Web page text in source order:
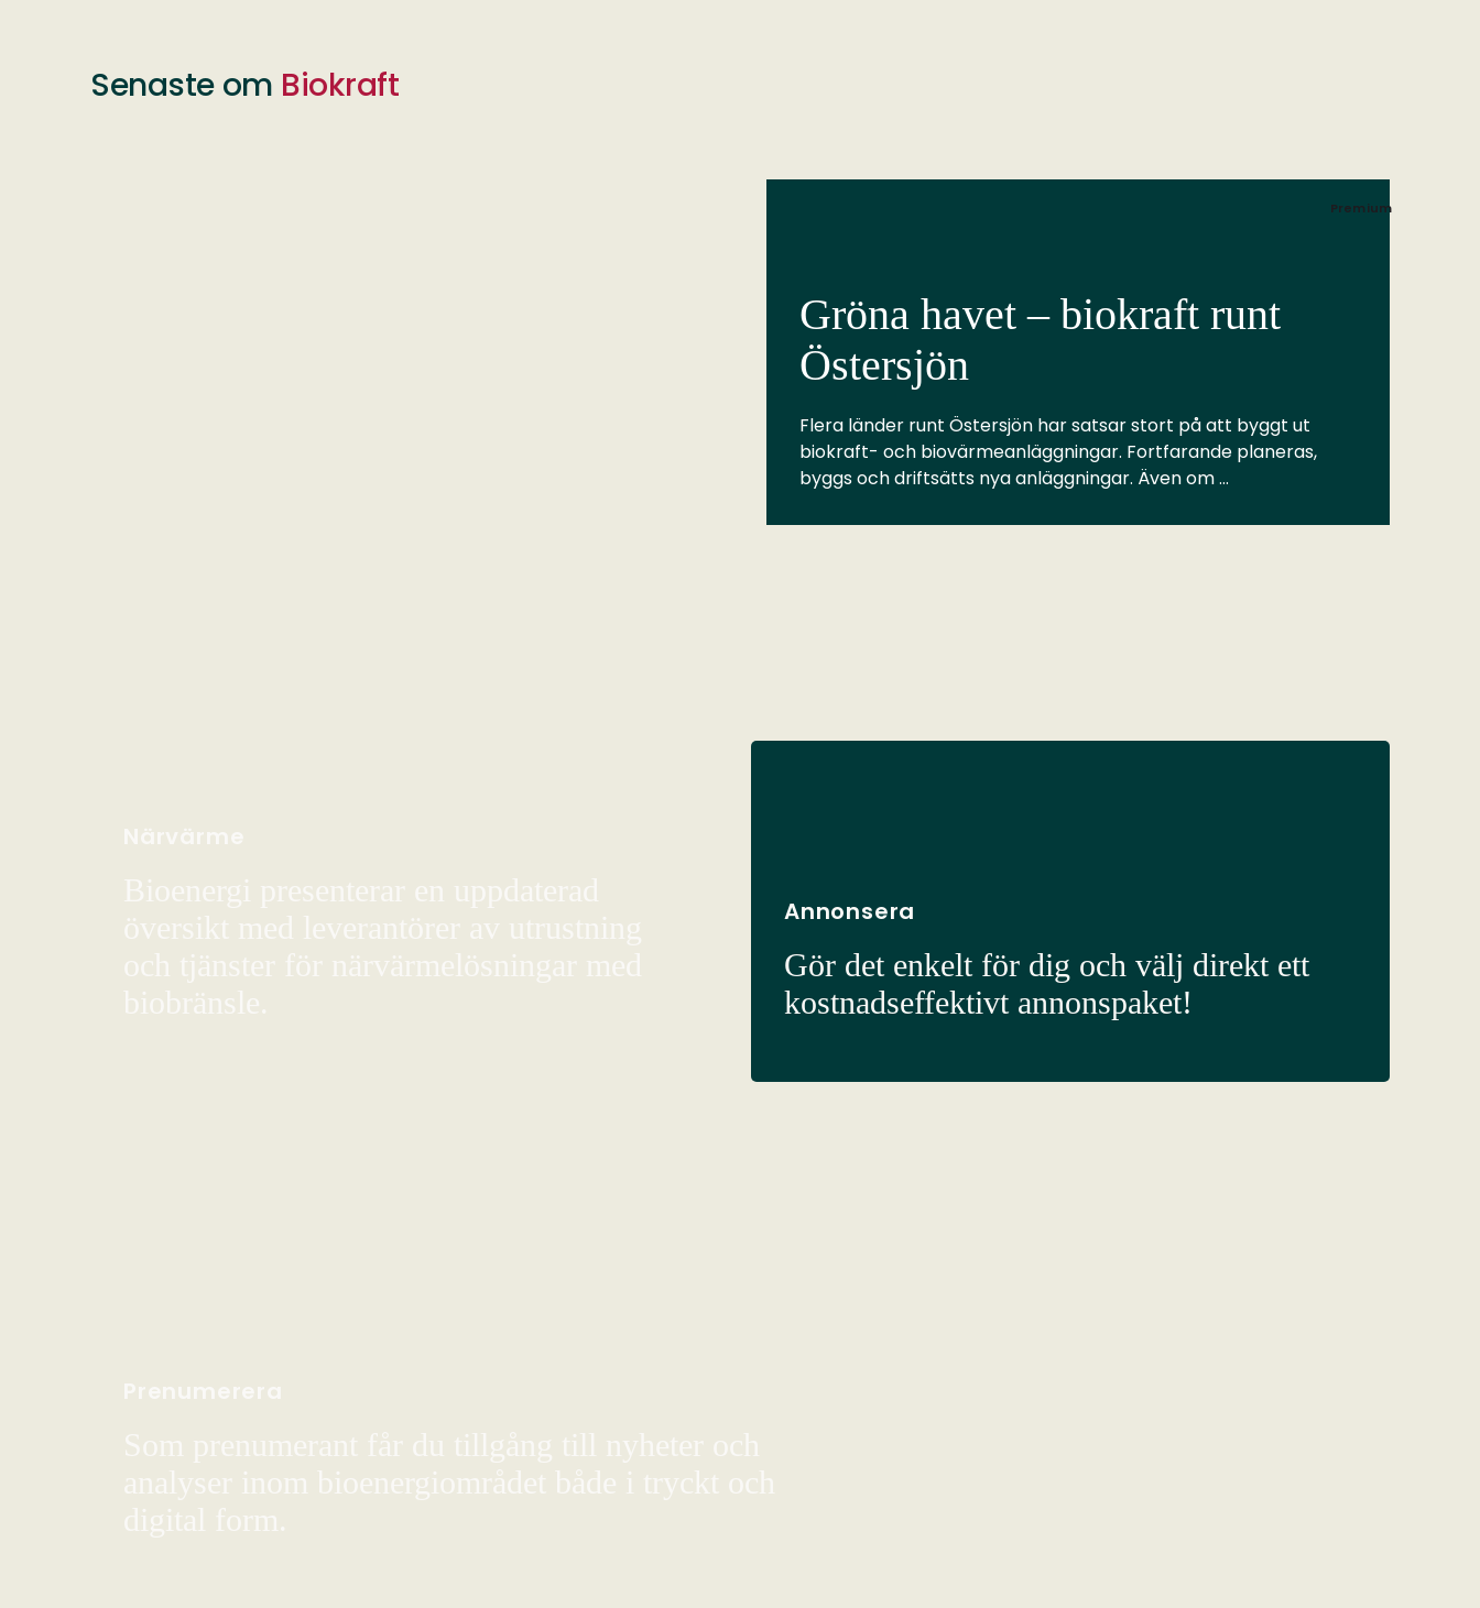
Senaste om Biokraft
Premium
Gröna havet – biokraft runt
Östersjön
Flera länder runt Östersjön har satsar stort på att byggt ut
biokraft- och biovärmeanläggningar. Fortfarande planeras,
byggs och driftsätts nya anläggningar. Även om …
Närvärme
Bioenergi presenterar en uppdaterad
översikt med leverantörer av utrustning
och tjänster för närvärmelösningar med
biobränsle.
Annonsera
Gör det enkelt för dig och välj direkt ett
kostnadseffektivt annonspaket!
Prenumerera
Som prenumerant får du tillgång till nyheter och
analyser inom bioenergiområdet både i tryckt och
digital form.